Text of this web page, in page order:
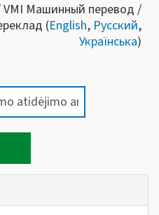
VMI Машинный перевод /
(English, Русский,
Українська)